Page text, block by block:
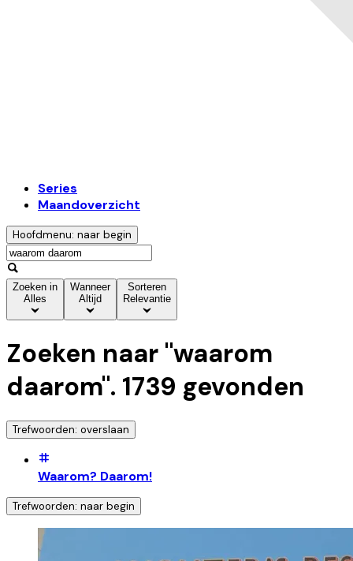
Series
Maandoverzicht
Hoofdmenu: naar begin
Zoeken in
Alles
Wanneer
Altijd
Sorteren
Relevantie
Zoeken naar "waarom
daarom". 1739 gevonden
Trefwoorden: overslaan
Waarom? Daarom!
Trefwoorden: naar begin